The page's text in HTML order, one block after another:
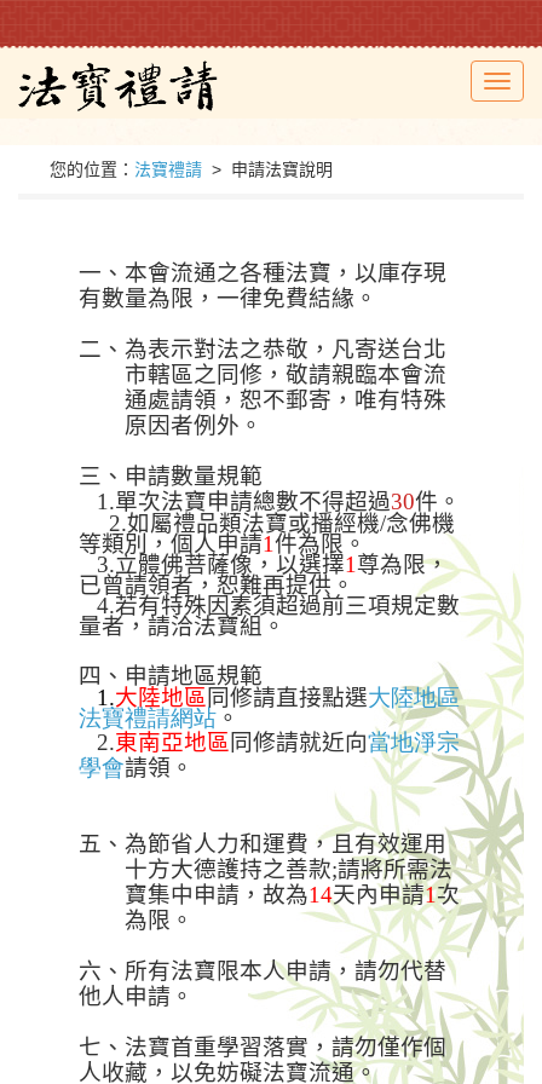
您的位置： 法寶禮請 > 申請法寶說明
一、本會流通之各種法寶，以庫存現
有數量為限，一律免費結緣。
二、為表示對法之恭敬，凡寄送台北
市轄區之同修，敬請親臨本會流
通處請領，恕不郵寄，唯有特殊
原因者例外。
三、申請數量規範
1.單次法寶申請總數不得超過30件。
2.如屬禮品類法寶或播經機/念佛機
等類別，個人申請1件為限。
3.立體佛菩薩像，以選擇1尊為限，
已曾請領者，恕難再提供。
4.若有特殊因素須超過前三項規定數
量者，請洽法寶組。
四、申請地區規範
1.大陸地區 同修請直接點選大陸地區
法寶禮請網站 。
2.東南亞地區 同修請就近向當地淨宗
學會請領。
五、為節省人力和運費，且有效運用
十方大德護持之善款;請將所需法
寶集中申請，故為14天內申請1次
為限。
六、所有法寶限本人申請，請勿代替
他人申請。
七、法寶首重學習落實，請勿僅作個
人收藏，以免妨礙法寶流通。